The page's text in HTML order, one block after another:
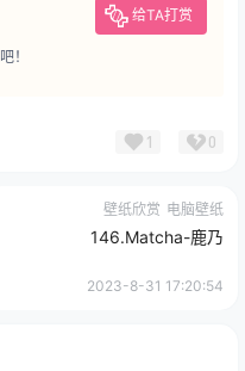
给TA打赏
！
1 0
壁纸欣赏 电脑壁纸
146.Matcha-鹿乃
2023-8-31 17:20:54